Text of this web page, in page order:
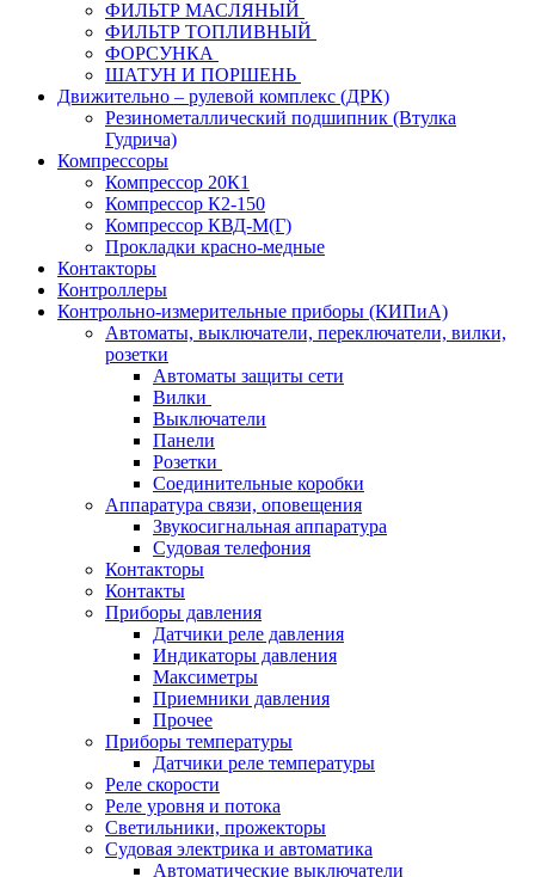
ФИЛЬТР МАСЛЯНЫЙ
ФИЛЬТР ТОПЛИВНЫЙ
ФОРСУНКА
ШАТУН И ПОРШЕНЬ
Движительно – рулевой комплекс (ДРК)
Резинометаллический подшипник (Втулка
Гудрича)
Компрессоры
Компрессор 20К1
Компрессор К2-150
Компрессор КВД-М(Г)
Прокладки красно-медные
Контакторы
Контроллеры
Контрольно-измерительные приборы (КИПиА)
Автоматы, выключатели, переключатели, вилки,
розетки
Автоматы защиты сети
Вилки
Выключатели
Панели
Розетки
Соединительные коробки
Аппаратура связи, оповещения
Звукосигнальная аппаратура
Судовая телефония
Контакторы
Контакты
Приборы давления
Датчики реле давления
Индикаторы давления
Максиметры
Приемники давления
Прочее
Приборы температуры
Датчики реле температуры
Реле скорости
Реле уровня и потока
Светильники, прожекторы
Судовая электрика и автоматика
Автоматические выключатели